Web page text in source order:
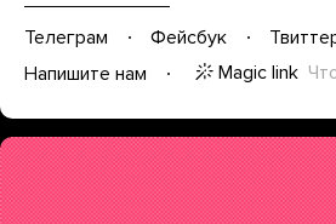
Телеграм Фейсбук
Напишите нам
Magic link